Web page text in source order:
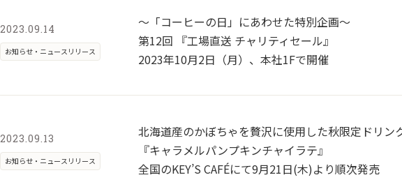
2023.09.14
お知らせ・ニュースリリース
～「コーヒーの日」にあわせた特別企画～
第12回 『工場直送 チャリティセール』
2023年10月2日（月）、本社1Fで開催
2023.09.13
お知らせ・ニュースリリース
北海道産のかぼちゃを贅沢に使用した秋限定ドリン
『キャラメルパンプキンチャイラテ』
全国のKEY’S CAFÉにて9月21日(木)より順次発売